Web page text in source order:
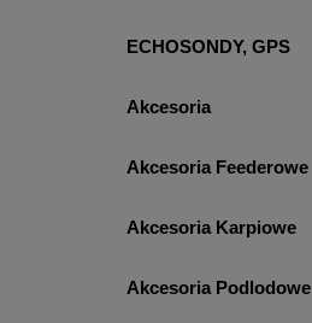
ECHOSONDY, GPS
Akcesoria
Akcesoria Feederowe
Akcesoria Karpiowe
Akcesoria Podlodowe